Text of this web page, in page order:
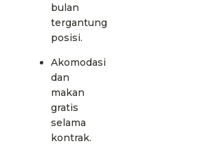
bulan
tergantung
posisi.
Akomodasi
dan
makan
gratis
selama
kontrak.